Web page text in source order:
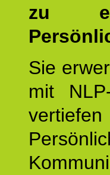
zu
Sie
mit